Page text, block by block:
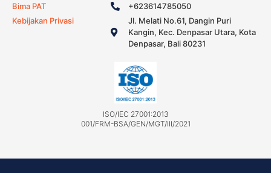
Bima PAT
Kebijakan Privasi
+623614785050
Jl. Melati No.61, Dangin Puri
Kangin, Kec. Denpasar Utara, Kota
Denpasar, Bali 80231
ISO/IEC 27001:2013
001/FRM-BSA/GEN/MGT/III/2021